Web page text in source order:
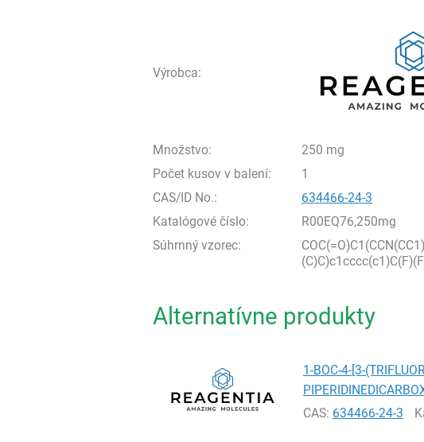
Výrobca:
Množstvo:
250 mg
Počet kusov v balení:
1
CAS/ID No.:
634466-24-3
Katalógové číslo:
R00EQ76,250mg
Súhrnný vzorec:
Alternatívne produkty
1-BOC-4-[3-
CAS: 634466-24-3